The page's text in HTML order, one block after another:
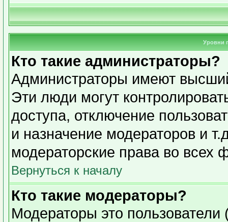
Уровни
Кто такие администраторы?
Администраторы имеют
Эти люди могут
доступа, отключение
и назначение модераторов и
модераторские права во всех
Вернуться к началу
Кто такие модераторы?
Модераторы это пользователи